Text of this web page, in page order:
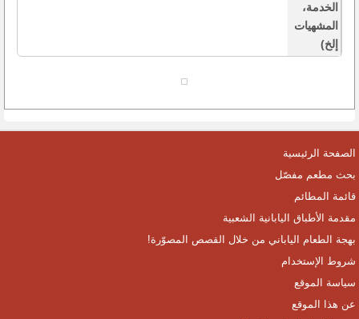
الخدمة،
المشهيات
إلخ)
الصفحة الرئيسية
بحث مطعم مفصّل
قائمة المطائم
مقدمة الأطباق اليابانية الشعبية
بهجة الطعام الياباني من خلال القصص المصوّرة!
شروط الإستخدام
سياسة الموقع
عن هذا الموقع